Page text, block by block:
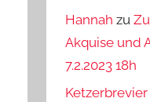
Hannah zu
Akquise und
7.2.2023 18h